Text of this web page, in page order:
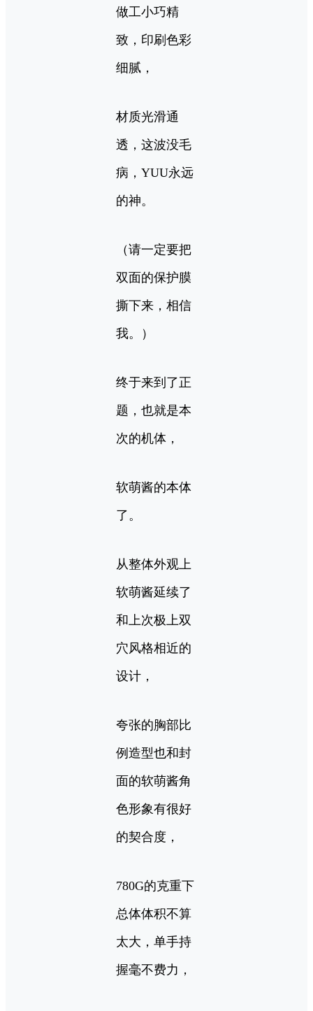
做工小巧精
致，印刷色彩
细腻，
材质光滑通
透，这波没毛
病，YUU永远
的神。
（请一定要把
双面的保护膜
撕下来，相信
我。）
终于来到了正
题，也就是本
次的机体，
软萌酱的本体
了。
从整体外观上
软萌酱延续了
和上次极上双
穴风格相近的
设计，
夸张的胸部比
例造型也和封
面的软萌酱角
色形象有很好
的契合度，
780G的克重下
总体体积不算
太大，单手持
握毫不费力，